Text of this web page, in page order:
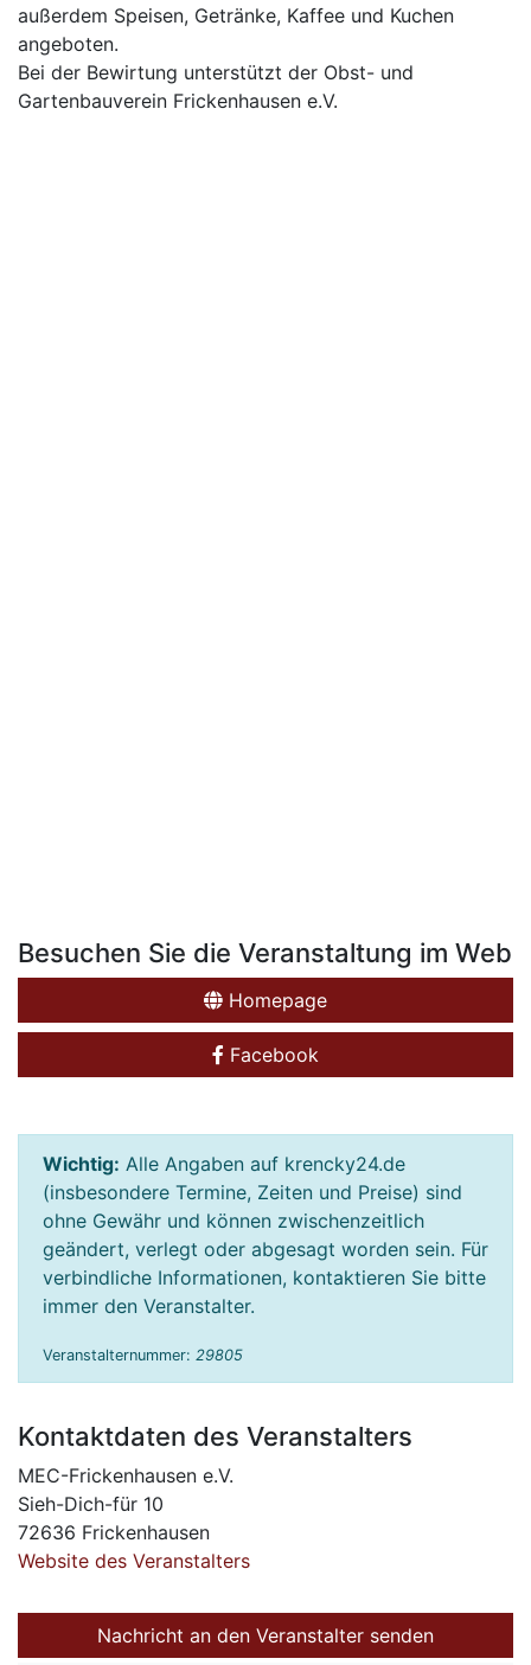
außerdem Speisen, Getränke, Kaffee und Kuchen
angeboten.
Bei der Bewirtung unterstützt der Obst- und
Gartenbauverein Frickenhausen e.V.
Besuchen Sie die Veranstaltung im Web
Homepage
Facebook
Wichtig: Alle Angaben auf krencky24.de
(insbesondere Termine, Zeiten und Preise) sind
ohne Gewähr und können zwischenzeitlich
geändert, verlegt oder abgesagt worden sein. Für
verbindliche Informationen, kontaktieren Sie bitte
immer den Veranstalter.
Veranstalternummer: 29805
Kontaktdaten des Veranstalters
MEC-Frickenhausen e.V.
Sieh-Dich-für 10
72636 Frickenhausen
Website des Veranstalters
Nachricht an den Veranstalter senden